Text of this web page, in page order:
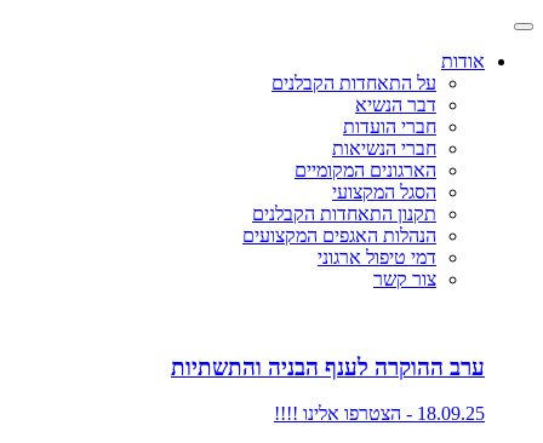
אודות
על התאחדות הקבלנים
דבר הנשיא
חברי הועדות
חברי הנשיאות
הארגונים המקומיים
הסגל המקצועי
תקנון התאחדות הקבלנים
הנהלות האגפים המקצועים
דמי טיפול ארגוני
צור קשר
ערב ההוקרה לענף הבניה והתשתיות
18.09.25 - הצטרפו אלינו !!!!